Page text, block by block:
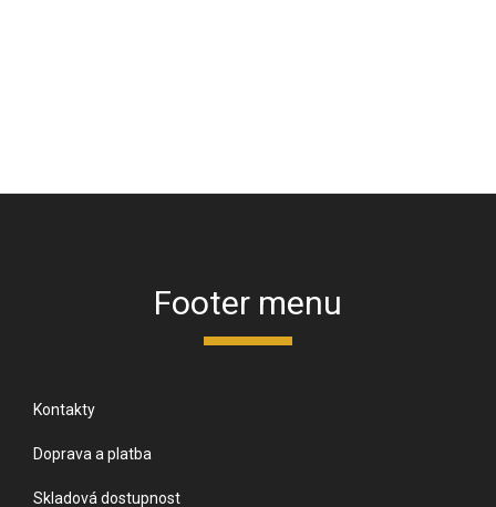
Footer menu
Kontakty
Doprava a platba
Skladová dostupnost